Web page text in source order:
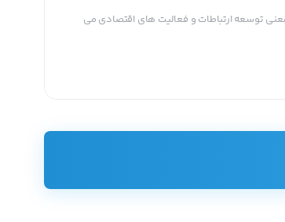
توسعه ارتباطات و فعالیت های اقتصادی می